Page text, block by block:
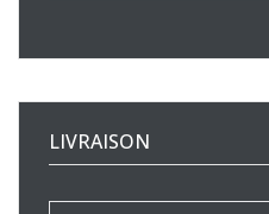
LIVRAISON